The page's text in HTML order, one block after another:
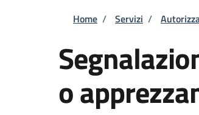
Briciole di
Home / Servizi /
o